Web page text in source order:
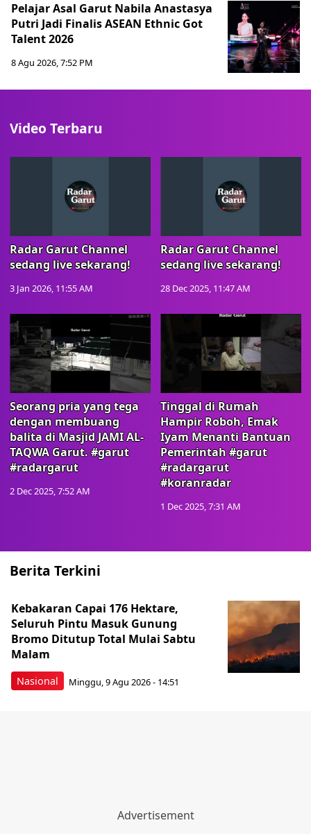
Pelajar Asal Garut Nabila Anastasya
Putri Jadi Finalis ASEAN Ethnic Got
Talent 2026
8 Agu 2026, 7:52 PM
Video Terbaru
Radar Garut Channel
sedang live sekarang!
3 Jan 2026, 11:55 AM
Radar Garut Channel
sedang live sekarang!
28 Dec 2025, 11:47 AM
Seorang pria yang tega
dengan membuang
balita di Masjid JAMI AL-
TAQWA Garut. #garut
#radargarut
2 Dec 2025, 7:52 AM
Tinggal di Rumah
Hampir Roboh, Emak
Iyam Menanti Bantuan
Pemerintah #garut
#radargarut
#koranradar
1 Dec 2025, 7:31 AM
Berita Terkini
Nasional
Kebakaran Capai 176 Hektare,
Seluruh Pintu Masuk Gunung
Bromo Ditutup Total Mulai Sabtu
Malam
Minggu, 9 Agu 2026 - 14:51